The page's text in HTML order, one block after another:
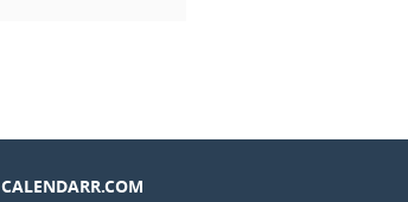
CALENDARR.COM